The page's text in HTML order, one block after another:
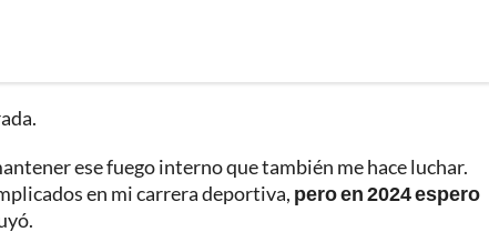
ese fuego interno que también me hace luchar.
en mi carrera deportiva, pero en 2024 espero